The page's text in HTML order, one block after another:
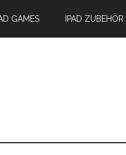
GAMES IPAD ZUBEHÖR